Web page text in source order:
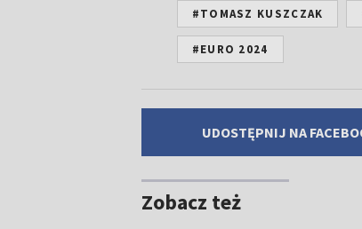
#TOMASZ KUSZCZAK
#EURO 2024
UDOSTĘPNIJ NA
Zobacz też